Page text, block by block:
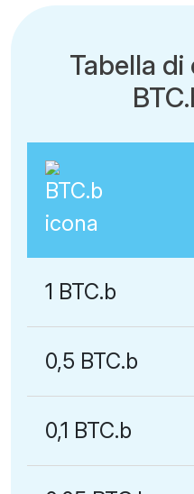
Tabella di
1 BTC.b
0,5 BTC.b
0,1 BTC.b